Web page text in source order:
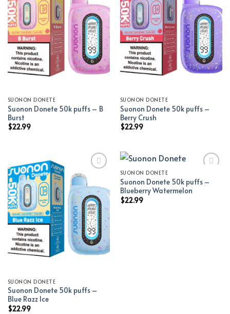
Add to wishlist
SUONON DONETE
Suonon Donete 50k puffs – B
Burst
$22.99
Add to wishlist
SUONON DONETE
Suonon Donete 50k puffs –
Berry Crush
$22.99
Add to wishlist
SUONON DONETE
Suonon Donete 50k puffs –
Blue Razz Ice
$22.99
Add to wishlist
SUONON DONETE
Suonon Donete 50k puffs –
Blueberry Watermelon
$22.99